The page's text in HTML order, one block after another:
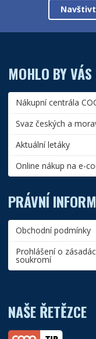
MOHLO BY
Nákupní centrála
Svaz českých a
Aktuální letáky
Online nákup na e-
PRÁVNÍ
Obchodní podmínky
Prohlášení o
soukromí
NAŠE ŘETĚZCE